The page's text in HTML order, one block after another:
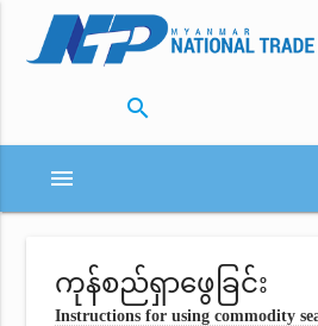
search
menu
ကုန်စည်ရှာဖွေခြင်း
Instructions for using commodity